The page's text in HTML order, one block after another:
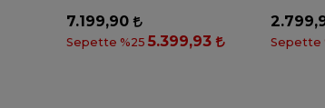
7.199,90
Sepette %25 5.399,93 Sepette